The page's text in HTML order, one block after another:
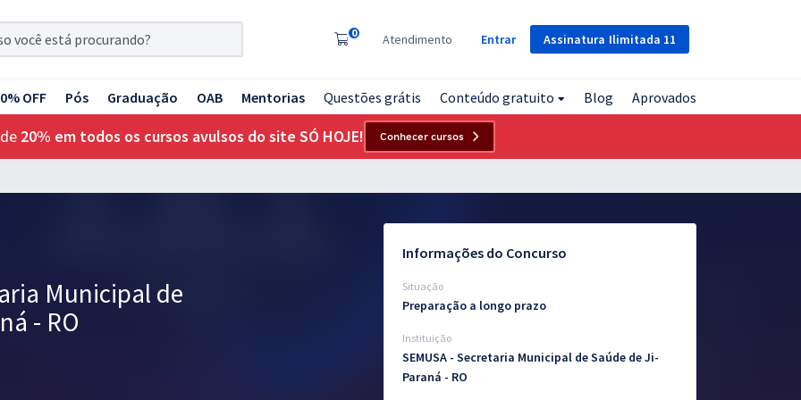
Assinatura Ilimitada 11
0 Atendimento Entrar
OFF Pós Graduação OAB Mentorias Questões grátis Conteúdo gratuito Blog Aprovados
20% em todos os cursos avulsos do site SÓ HOJE! Conhecer cursos
Municipal de
- RO
Informações do Concurso
Situação
Preparação a longo prazo
Instituição
SEMUSA - Secretaria Municipal de Saúde de Ji-
Paraná - RO